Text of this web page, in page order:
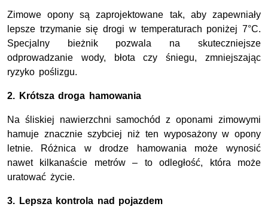
Zimowe opony są zaprojektowane tak, aby zapewniały
lepsze trzymanie się drogi w temperaturach poniżej 7°C.
Specjalny bieżnik pozwala na skuteczniejsze
odprowadzanie wody, błota czy śniegu, zmniejszając
ryzyko poślizgu.
2. Krótsza droga hamowania
Na śliskiej nawierzchni samochód z oponami zimowymi
hamuje znacznie szybciej niż ten wyposażony w opony
letnie. Różnica w drodze hamowania może wynosić
nawet kilkanaście metrów – to odległość, która może
uratować życie.
3. Lepsza kontrola nad pojazdem